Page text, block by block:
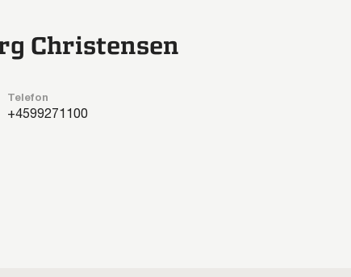
Christensen
Telefon
99271100